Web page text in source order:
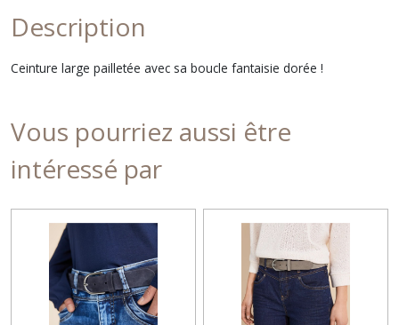
Description
Ceinture large pailletée avec sa boucle fantaisie dorée !
Vous pourriez aussi être
intéressé par